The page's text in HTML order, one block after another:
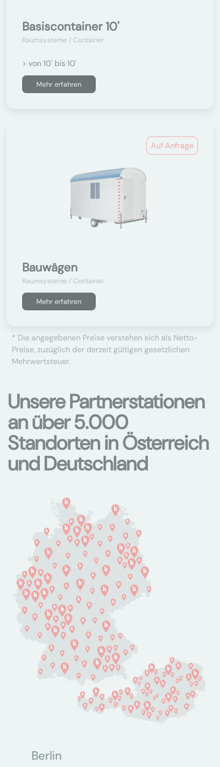
Basiscontainer 10'
Raumsysteme / Container
> von 10' bis 10'
Mehr erfahren
Auf Anfrage
Bauwägen
Raumsysteme / Container
Mehr erfahren
* Die angegebenen Preise verstehen sich als Netto-
Preise, zuzüglich der derzeit gültigen gesetzlichen
Mehrwertsteuer.
Unsere Partnerstationen
an über 5.000
Standorten in Österreich
und Deutschland
Berlin